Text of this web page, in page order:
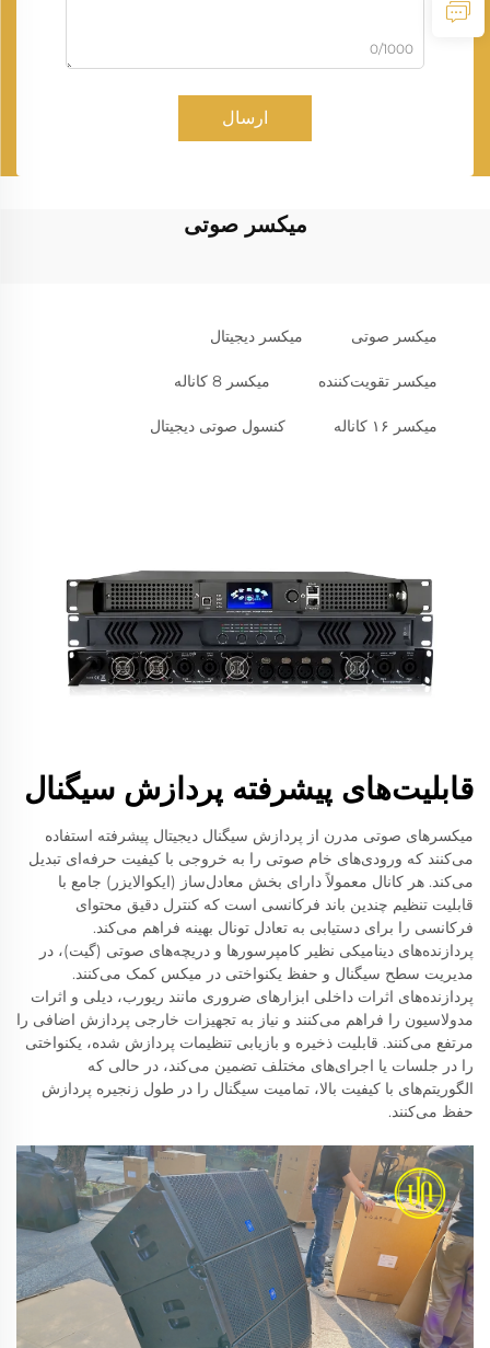
0/1000
ارسال
میکسر صوتی
میکسر صوتی میکسر دیجیتال
میکسر تقویت‌کننده میکسر 8 کاناله
میکسر ۱۶ کاناله کنسول صوتی دیجیتال
قابلیت‌های پیشرفته پردازش سیگنال
میکسرهای صوتی مدرن از پردازش سیگنال دیجیتال پیشرفته استفاده
می‌کنند که ورودی‌های خام صوتی را به خروجی با کیفیت حرفه‌ای تبدیل
می‌کند. هر کانال معمولاً دارای بخش معادل‌ساز (ایکوالایزر) جامع با
قابلیت تنظیم چندین باند فرکانسی است که کنترل دقیق محتوای
فرکانسی را برای دستیابی به تعادل تونال بهینه فراهم می‌کند.
پردازنده‌های دینامیکی نظیر کامپرسورها و دریچه‌های صوتی (گیت)، در
مدیریت سطح سیگنال و حفظ یکنواختی در میکس کمک می‌کنند.
پردازنده‌های اثرات داخلی ابزارهای ضروری مانند ریورب، دیلی و اثرات
مدولاسیون را فراهم می‌کنند و نیاز به تجهیزات خارجی پردازش اضافی را
مرتفع می‌کنند. قابلیت ذخیره و بازیابی تنظیمات پردازش شده، یکنواختی
را در جلسات یا اجرای‌های مختلف تضمین می‌کند، در حالی که
الگوریتم‌های با کیفیت بالا، تمامیت سیگنال را در طول زنجیره پردازش
حفظ می‌کنند.